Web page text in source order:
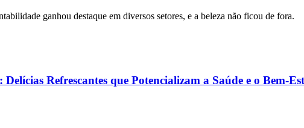
ganhou destaque em diversos setores, e a beleza não ficou de fora.
Refrescantes que Potencializam a Saúde e o Bem-